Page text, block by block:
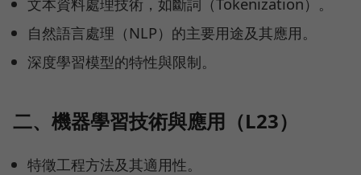
自然語言處理（NLP）的主要用途及其應用。
深度學習模型的特性與限制。
二、機器學習技術與應用（L23）
特徵工程方法及其適用性。